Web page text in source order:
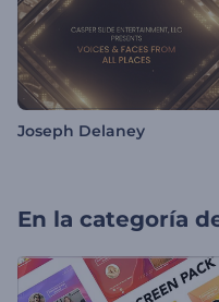
Joseph Delaney
En la categoría